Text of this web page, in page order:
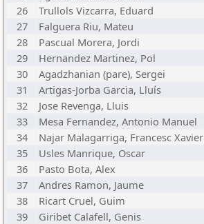
26
Trullols Vizcarra, Eduard
27
Falguera Riu, Mateu
28
Pascual Morera, Jordi
29
Hernandez Martinez, Pol
30
Agadzhanian (pare), Sergei
31
Artigas-Jorba Garcia, Lluís
32
Jose Revenga, Lluis
33
Mesa Fernandez, Antonio Manuel
34
Najar Malagarriga, Francesc Xavier
35
Usles Manrique, Oscar
36
Pasto Bota, Alex
37
Andres Ramon, Jaume
38
Ricart Cruel, Guim
39
Giribet Calafell, Genis